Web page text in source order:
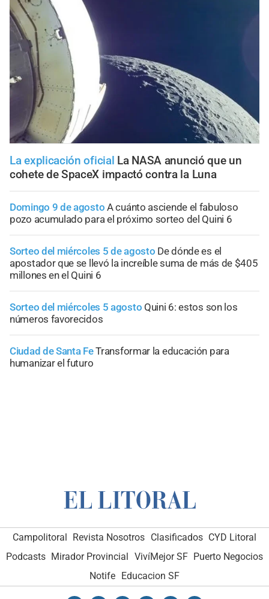
La explicación oficial La NASA anunció que un
cohete de SpaceX impactó contra la Luna
Domingo 9 de agosto A cuánto asciende el fabuloso
pozo acumulado para el próximo sorteo del Quini 6
Sorteo del miércoles 5 de agosto De dónde es el
apostador que se llevó la increíble suma de más de $405
millones en el Quini 6
Sorteo del miércoles 5 agosto Quini 6: estos son los
números favorecidos
Ciudad de Santa FeTransformar la educación para
humanizar el futuro
Campolitoral Revista Nosotros Clasificados CYD Litoral
Podcasts Mirador Provincial VivíMejor SF Puerto Negocios
Notife
Educacion SF